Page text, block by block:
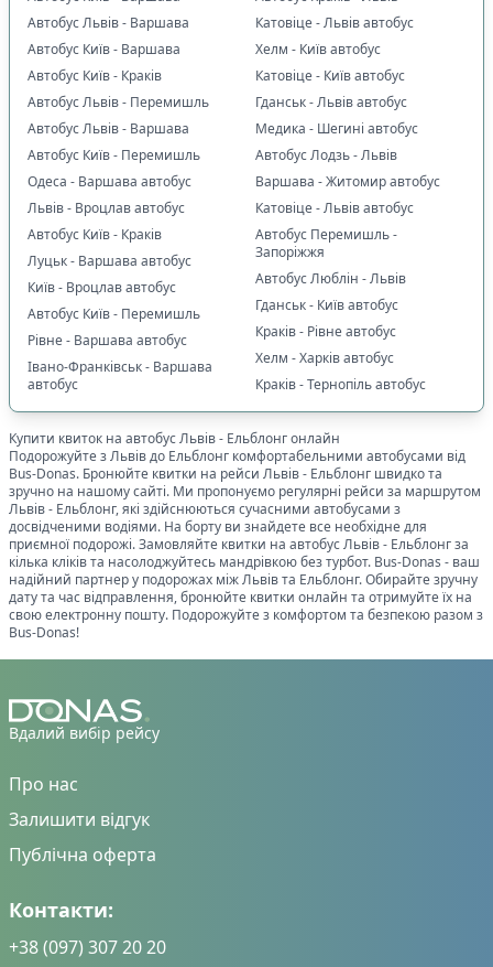
Автобус Львів - Варшава
Автобус Київ - Варшава
Автобус Київ - Краків
Автобус Львів - Перемишль
Автобус Львів - Варшава
Автобус Київ - Перемишль
Одеса - Варшава автобус
Львів - Вроцлав автобус
Автобус Київ - Краків
Луцьк - Варшава автобус
Київ - Вроцлав автобус
Автобус Київ - Перемишль
Рівне - Варшава автобус
Івано-Франківськ - Варшава
автобус
Катовіце - Львів автобус
Хелм - Київ автобус
Катовіце - Київ автобус
Гданськ - Львів автобус
Медика - Шегині автобус
Автобус Лодзь - Львів
Варшава - Житомир автобус
Катовіце - Львів автобус
Автобус Перемишль -
Запоріжжя
Автобус Люблін - Львів
Гданськ - Київ автобус
Краків - Рівне автобус
Хелм - Харків автобус
Краків - Тернопіль автобус
Купити квиток на автобусЛьвів- Ельблонгонлайн
Подорожуйте зЛьвівдо Ельблонг комфортабельними автобусами від
Bus-Donas. Бронюйте квитки на рейси Львів- Ельблонг швидко та
зручно на нашому сайті. Ми пропонуємо регулярні рейси за маршрутом
Львів- Ельблонг, які здійснюються сучасними автобусами з
досвідченими водіями. На борту ви знайдете все необхідне для
приємної подорожі. Замовляйте квитки на автобусЛьвів- Ельблонгза
кілька кліків та насолоджуйтесь мандрівкою без турбот. Bus-Donas - ваш
надійний партнер у подорожах міжЛьвівта Ельблонг. Обирайте зручну
дату та час відправлення, бронюйте квитки онлайн та отримуйте їх на
свою електронну пошту. Подорожуйте з комфортом та безпекою разом з
Bus-Donas!
Вдалий вибір рейсу
Про нас
Залишити відгук
Публічна оферта
Контакти:
+38 (097) 307 20 20